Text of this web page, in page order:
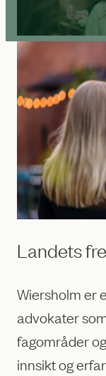
Landets
Wiersholm er
advokater
fagområder
innsikt og